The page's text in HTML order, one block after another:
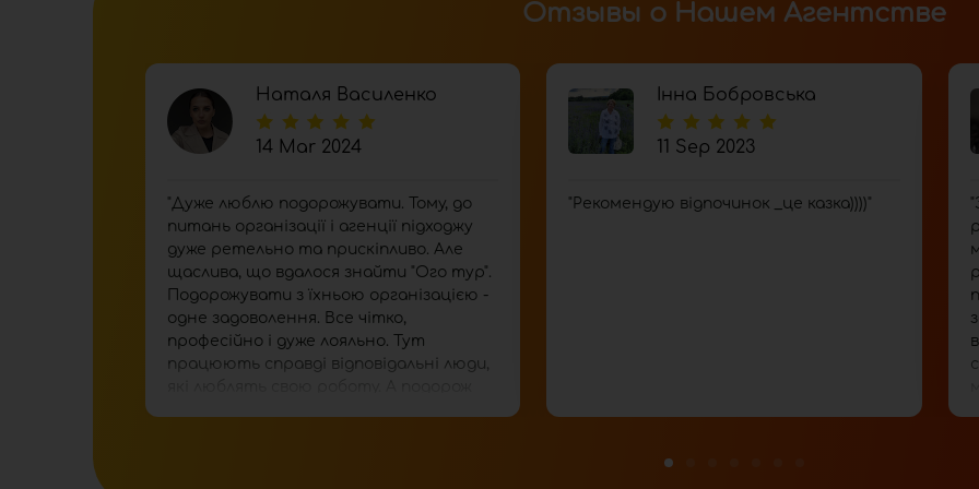
Отзывы о Нашем Агентстве
Наталя Василенко
14 Mar 2024
"Дуже люблю подорожувати. Тому, до
питань організації і агенції підходжу
дуже ретельно та прискіпливо. Але
щаслива, що вдалося знайти "Ого тур".
Подорожувати з їхньою організацією -
одне задоволення. Все чітко,
професійно і дуже лояльно. Тут
працюють справді відповідальні люди,
Інна Бобровська
11 Sep 2023
"Рекомендую відпочинок _це казка))))"